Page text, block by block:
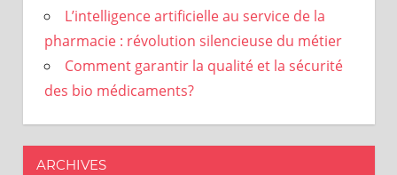
L’intelligence artificielle au service de la
pharmacie : révolution silencieuse du métier
Comment garantir la qualité et la sécurité
des bio médicaments?
ARCHIVES